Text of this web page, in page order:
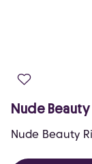
Nude Beauty
Nude Beauty